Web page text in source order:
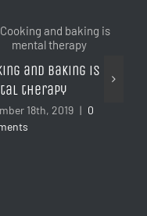
and baking is
therapy
18th, 2019 | 0